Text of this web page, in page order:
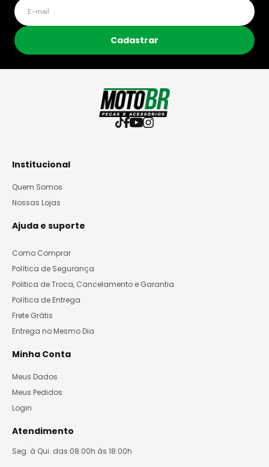
Cadastrar
Institucional
Quem Somos
Nossas Lojas
Ajuda e suporte
Como Comprar
Política de Segurança
Politica de Troca, Cancelamento e Garantia
Política de Entrega
Frete Grátis
Entrega no Mesmo Dia
Minha Conta
Meus Dados
Meus Pedidos
Login
Atendimento
Seg. à Qui. das 08:00h às 18:00h